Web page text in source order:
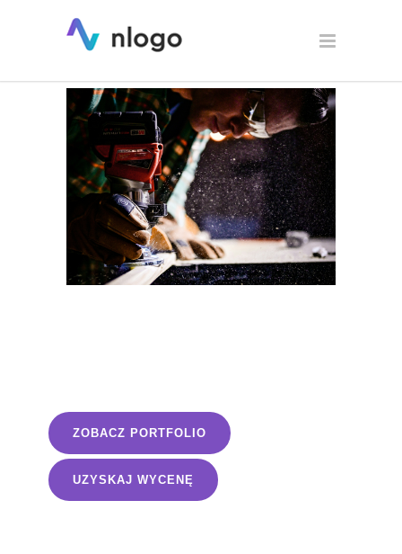
Logo dla firmy stolarskiej
ZOBACZ PORTFOLIO
UZYSKAJ WYCENĘ